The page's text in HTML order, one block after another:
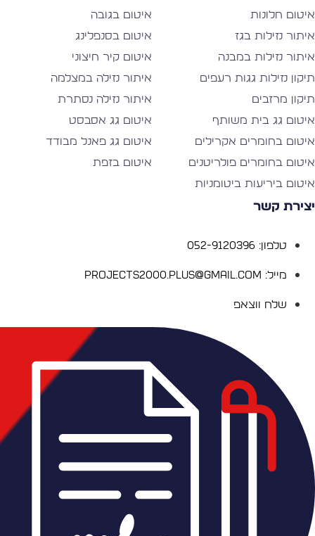
חלונות
נזילות בגז
נזילות במבנה
נזילות גגות רעפים
מרזבים
גג בית משותף
בחומרים אקרילים
בחומרים פולריטנים
ביריעות ביטומניות
איטום בגובה
איטום בסנפלינג
איטום קיר חיצוני
איתור נזילה במצלמה
איתור נזילה נסתרת
איטום גג אסבסט
איטום גג פאנל מבודד
איטום בזפת
קשר
טלפון: 052-9120396
מייל: Projects2000.plus@gmail.com
שלח ווצאפ